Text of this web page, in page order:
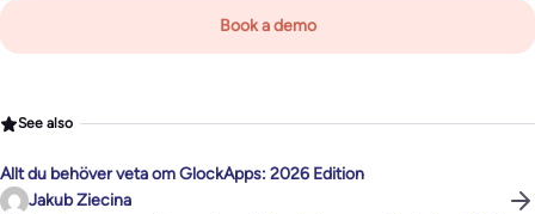
Book a demo
See also
Allt du behöver veta om GlockApps: 2026 Edition
Jakub Ziecina